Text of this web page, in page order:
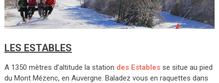
LES ESTABLES
A 1350 mètres d’altitude la station des Establesse situe au pied
du Mont Mézenc, en Auvergne. Baladez vous en raquettes dans